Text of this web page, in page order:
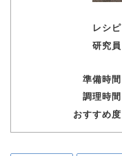
レシピ
研究員
準備時間
調理時間
おすすめ度